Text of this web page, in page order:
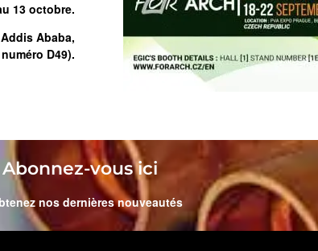
13 octobre.
Ababa,
D49).
Abonnez-vous ici
nos dernières nouveautés